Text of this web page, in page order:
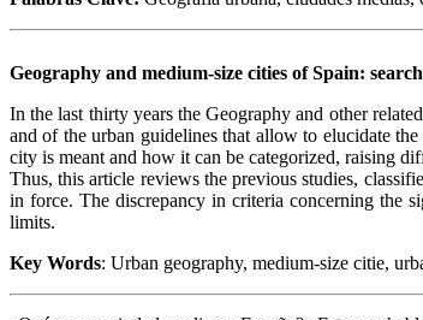
Geography and medium-size cities ofSpain:
In the last thirty years the Geography and other
and of the urban guidelines that allow to elucidate
city is meant and how it can be categorized, raising
Thus, this article reviews the previous studies,
in force. The discrepancy in criteria concerning the
limits.
Key Words: Urban geography, medium-size citie,